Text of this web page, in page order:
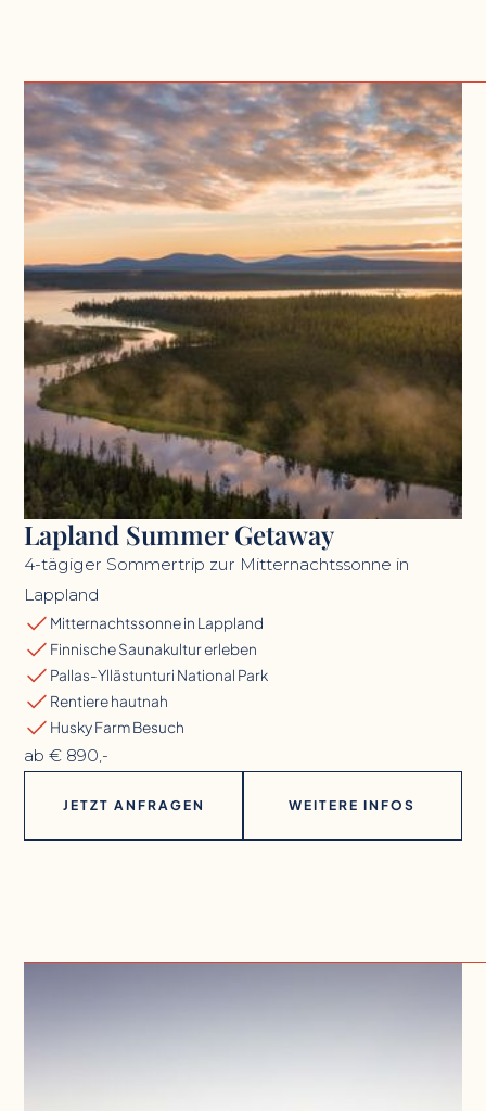
Lapland Summer Getaway
4-tägiger Sommertrip zur Mitternachtssonne in
Lappland
Mitternachtssonne in Lappland
Finnische Saunakultur erleben
Pallas-Yllästunturi National Park
Rentiere hautnah
Husky Farm Besuch
ab € 890,-
JETZT ANFRAGEN WEITERE INFOS